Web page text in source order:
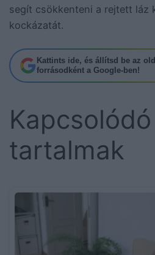
segít csökkenteni a rejtett láz
kockázatát.
Kattints ide, és állítsd be az
forrásodként a Google-ben!
Kapcsolódó
tartalmak